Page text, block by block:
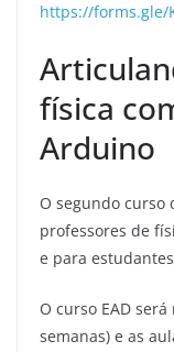
https://forms.gle/
física
Arduino
O segundo curso
professores de
e para
O curso EAD
semanas) e as